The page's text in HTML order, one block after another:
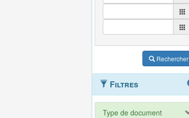
Rechercher
Filtres
Type de document